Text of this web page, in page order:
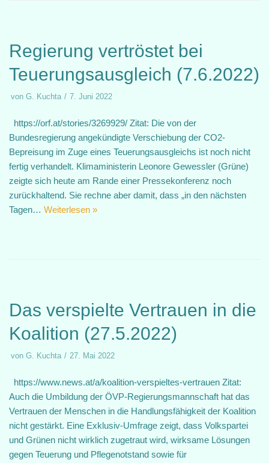
Regierung vertröstet bei
Teuerungsausgleich (7.6.2022)
von G. Kuchta 7. Juni 2022
https://orf.at/stories/3269929/ Zitat: Die von der
Bundesregierung angekündigte Verschiebung der CO2-
Bepreisung im Zuge eines Teuerungsausgleichs ist noch nicht
fertig verhandelt. Klimaministerin Leonore Gewessler (Grüne)
zeigte sich heute am Rande einer Pressekonferenz noch
zurückhaltend. Sie rechne aber damit, dass „in den nächsten
Tagen… Weiterlesen »
Das verspielte Vertrauen in die
Koalition (27.5.2022)
von G. Kuchta 27. Mai 2022
https://www.news.at/a/koalition-verspieltes-vertrauen Zitat:
Auch die Umbildung der ÖVP-Regierungsmannschaft hat das
Vertrauen der Menschen in die Handlungsfähigkeit der Koalition
nicht gestärkt. Eine Exklusiv-Umfrage zeigt, dass Volkspartei
und Grünen nicht wirklich zugetraut wird, wirksame Lösungen
gegen Teuerung und Pflegenotstand sowie für